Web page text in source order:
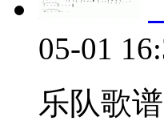
05-01
乐队歌